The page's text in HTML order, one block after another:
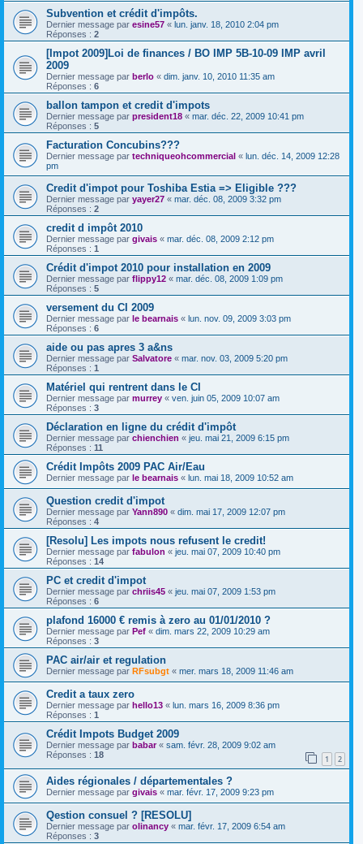
Subvention et crédit d'impôts.
Dernier message par esine57 « lun. janv. 18, 2010 2:04 pm
Réponses : 2
[Impot 2009]Loi de finances / BO IMP 5B-10-09 IMP avril
2009
Dernier message par berlo « dim. janv. 10, 2010 11:35 am
Réponses : 6
ballon tampon et credit d'impots
Dernier message par president18 « mar. déc. 22, 2009 10:41 pm
Réponses : 5
Facturation Concubins???
Dernier message par techniqueohcommercial « lun. déc. 14, 2009 12:28
pm
Credit d'impot pour Toshiba Estia => Eligible ???
Dernier message par yayer27 « mar. déc. 08, 2009 3:32 pm
Réponses : 2
credit d impôt 2010
Dernier message par givais « mar. déc. 08, 2009 2:12 pm
Réponses : 1
Crédit d'impot 2010 pour installation en 2009
Dernier message par flippy12 « mar. déc. 08, 2009 1:09 pm
Réponses : 5
versement du CI 2009
Dernier message par le bearnais « lun. nov. 09, 2009 3:03 pm
Réponses : 6
aide ou pas apres 3 a&ns
Dernier message par Salvatore « mar. nov. 03, 2009 5:20 pm
Réponses : 1
Matériel qui rentrent dans le CI
Dernier message par murrey « ven. juin 05, 2009 10:07 am
Réponses : 3
Déclaration en ligne du crédit d'impôt
Dernier message par chienchien « jeu. mai 21, 2009 6:15 pm
Réponses : 11
Crédit Impôts 2009 PAC Air/Eau
Dernier message par le bearnais « lun. mai 18, 2009 10:52 am
Question credit d'impot
Dernier message par Yann890 « dim. mai 17, 2009 12:07 pm
Réponses : 4
[Resolu] Les impots nous refusent le credit!
Dernier message par fabulon « jeu. mai 07, 2009 10:40 pm
Réponses : 14
PC et credit d'impot
Dernier message par chriis45 « jeu. mai 07, 2009 1:53 pm
Réponses : 6
plafond 16000 € remis à zero au 01/01/2010 ?
Dernier message par Pef « dim. mars 22, 2009 10:29 am
Réponses : 3
PAC air/air et regulation
Dernier message par RFsubgt « mer. mars 18, 2009 11:46 am
Credit a taux zero
Dernier message par hello13 « lun. mars 16, 2009 8:36 pm
Réponses : 1
Crédit Impots Budget 2009
Dernier message par babar« sam. févr. 28, 2009 9:02 am
Réponses : 18 1 2
Aides régionales / départementales ?
Dernier message par givais « mar. févr. 17, 2009 9:23 pm
Qestion consuel ? [RESOLU]
Dernier message par olinancy « mar. févr. 17, 2009 6:54 am
Réponses : 3